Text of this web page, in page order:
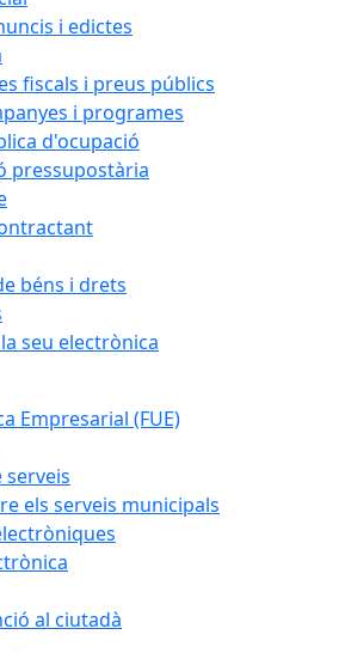
i edictes
fiscals i preus públics
i programes
d'ocupació
pressupostària
béns i drets
seu electrònica
Empresarial (FUE)
serveis
els serveis municipals
al ciutadà